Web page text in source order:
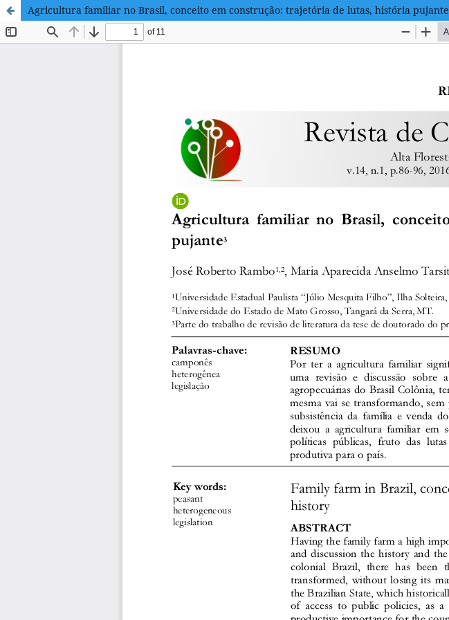
Agricultura familiar no Brasil, conceito em construção: trajetória de lutas, história pujante